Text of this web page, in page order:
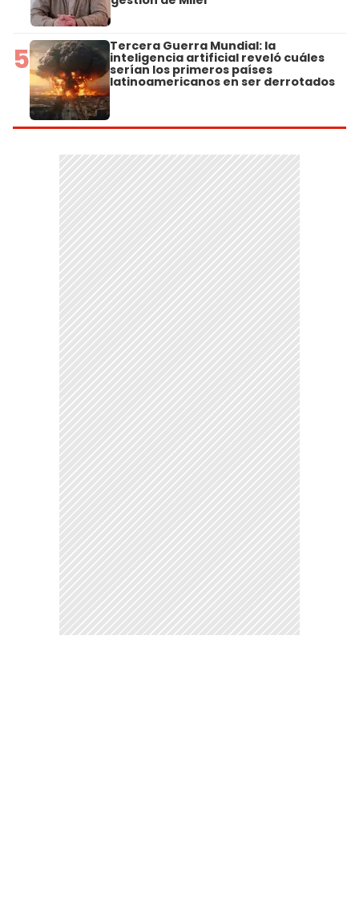
5 Tercera Guerra Mundial: la
inteligencia artificial reveló cuáles
serían los primeros países
latinoamericanos en ser derrotados